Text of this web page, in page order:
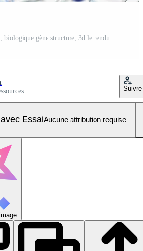
Suivre
EssaiAucune attribution requise